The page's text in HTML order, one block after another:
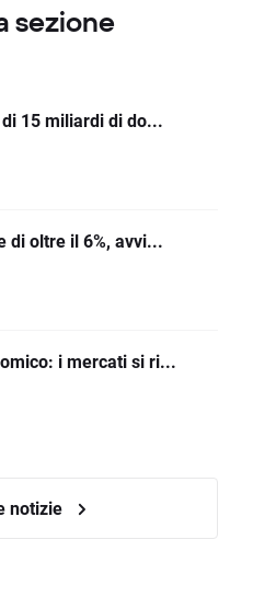
sezione
15 miliardi di do...
di oltre il 6%, avvi...
i mercati si ri...
notizie